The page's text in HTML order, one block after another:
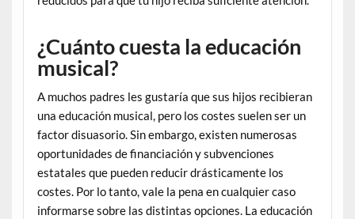
¿Cuánto cuesta la educación
musical?
A muchos padres les gustaría que sus hijos recibieran
una educación musical, pero los costes suelen ser un
factor disuasorio. Sin embargo, existen numerosas
oportunidades de financiación y subvenciones
estatales que pueden reducir drásticamente los
costes. Por lo tanto, vale la pena en cualquier caso
informarse sobre las distintas opciones. La educación